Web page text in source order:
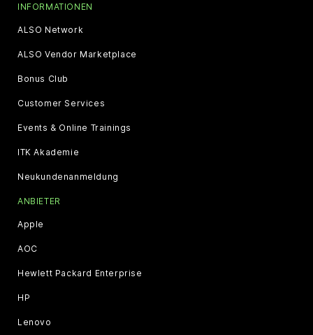
INFORMATIONEN
ALSO Network
ALSO Vendor Marketplace
Bonus Club
Customer Services
Events & Online Trainings
ITK Akademie
Neukundenanmeldung
ANBIETER
Apple
AOC
Hewlett Packard Enterprise
HP
Lenovo